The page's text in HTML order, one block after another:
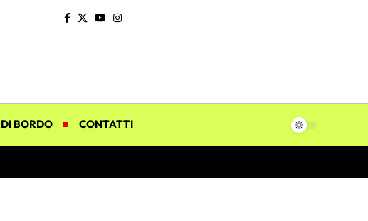
BORDO CONTATTI